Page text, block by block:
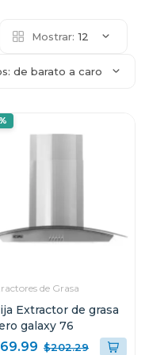
Mostrar: 12
de barato a caro
de Grasa
Extractor de grasa
galaxy 76
$202.29